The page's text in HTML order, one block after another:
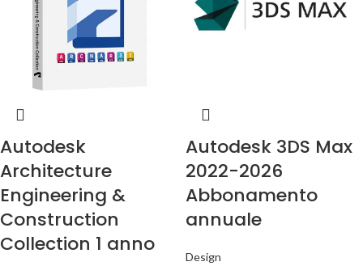
Autodesk
Architecture
Engineering &
Construction
Collection 1 anno
Autodesk 3DS Max
2022-2026
Abbonamento
annuale
Design